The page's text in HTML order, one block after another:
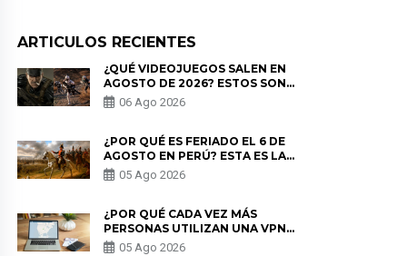
ARTICULOS RECIENTES
¿QUÉ VIDEOJUEGOS SALEN EN
AGOSTO DE 2026? ESTOS SON
LOS ESTRENOS MÁS ESPERADOS
06 Ago 2026
¿POR QUÉ ES FERIADO EL 6 DE
AGOSTO EN PERÚ? ESTA ES LA
HISTORIA
05 Ago 2026
¿POR QUÉ CADA VEZ MÁS
PERSONAS UTILIZAN UNA VPN
PARA PROTEGER SU
05 Ago 2026